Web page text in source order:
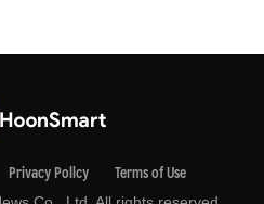
Privacy Pollcy Terms of Use